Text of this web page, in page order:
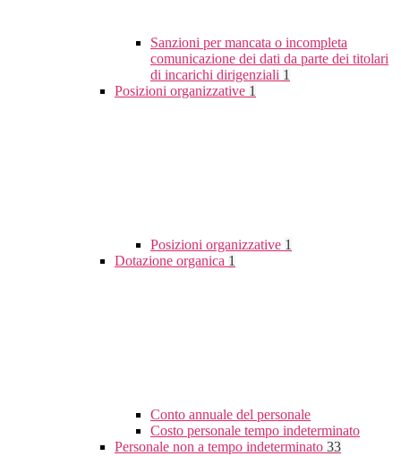
Sanzioni per mancata o incompleta
comunicazione dei dati da parte dei titolari
di incarichi dirigenziali 1
Posizioni organizzative 1
Posizioni organizzative 1
Dotazione organica 1
Conto annuale del personale
Costo personale tempo indeterminato
Personale non a tempo indeterminato 33